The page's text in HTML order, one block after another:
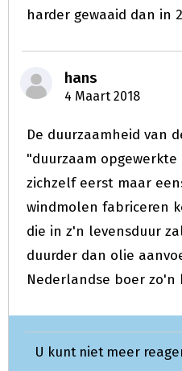
harder gewaaid dan in
hans
4 Maart 2018
De duurzaamheid van
"duurzaam
zichzelf eerst maar
windmolen fabriceren
die in z'n levensduur
duurder dan olie
Nederlandse boer zo'n
U kunt niet meer